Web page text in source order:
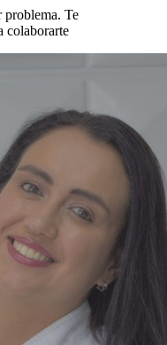
problema. Te
colaborarte